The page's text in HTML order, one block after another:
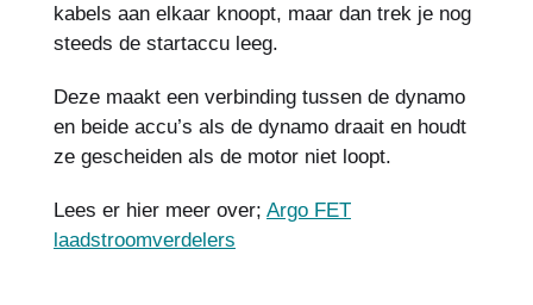
kabels aan elkaar knoopt, maar dan trek je nog
steeds de startaccu leeg.
Deze maakt een verbinding tussen de dynamo
en beide accu’s als de dynamo draait en houdt
ze gescheiden als de motor niet loopt.
Lees er hier meer over; Argo FET
laadstroomverdelers